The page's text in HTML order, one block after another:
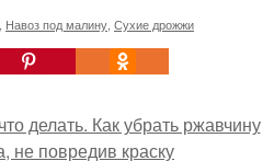
Навоз под малину Сухие дрожжи